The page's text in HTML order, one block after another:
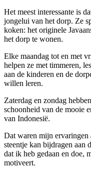
Het meest interessante is
jongelui van het dorp. Ze
koken: het originele
het dorp te wonen.
Elke maandag tot en met
helpen ze met timmeren,
aan de kinderen en de
willen leren.
Zaterdag en zondag
schoonheid van de mooie
van Indonesië.
Dat waren mijn ervaringen
steentje kan bijdragen aan
dat ik heb gedaan en doe,
motiveert.